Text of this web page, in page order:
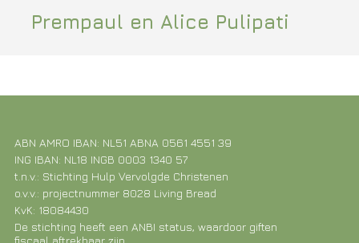
Prempaul en Alice Pulipati
ABN AMRO IBAN: NL51 ABNA 0561 4551 39
ING IBAN: NL18 INGB 0003 1340 57
t.n.v.: Stichting Hulp Vervolgde Christenen
o.v.v.: projectnummer 8028 Living Bread
KvK: 18084430
De stichting heeft een ANBI status, waardoor giften
fiscaal aftrekbaar zijn.